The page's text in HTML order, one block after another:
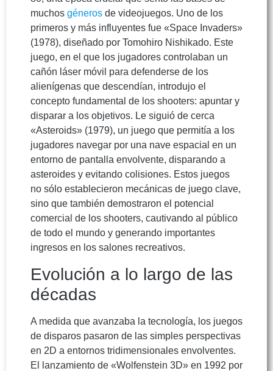
muchos géneros de videojuegos. Uno de los
primeros y más influyentes fue «Space Invaders»
(1978), diseñado por Tomohiro Nishikado. Este
juego, en el que los jugadores controlaban un
cañón láser móvil para defenderse de los
alienígenas que descendían, introdujo el
concepto fundamental de los shooters: apuntar y
disparar a los objetivos. Le siguió de cerca
«Asteroids» (1979), un juego que permitía a los
jugadores navegar por una nave espacial en un
entorno de pantalla envolvente, disparando a
asteroides y evitando colisiones. Estos juegos
no sólo establecieron mecánicas de juego clave,
sino que también demostraron el potencial
comercial de los shooters, cautivando al público
de todo el mundo y generando importantes
ingresos en los salones recreativos.
Evolución a lo largo de las
décadas
A medida que avanzaba la tecnología, los juegos
de disparos pasaron de las simples perspectivas
en 2D a entornos tridimensionales envolventes.
El lanzamiento de «Wolfenstein 3D» en 1992 por